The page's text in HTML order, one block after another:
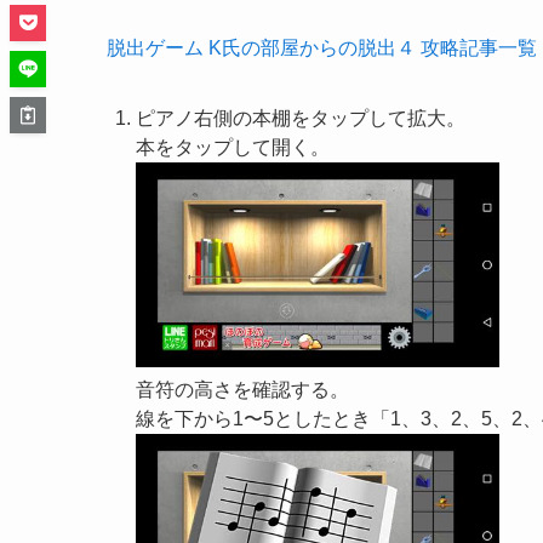
脱出ゲーム K氏の部屋からの脱出４ 攻略記事一覧
ピアノ右側の本棚をタップして拡大。
本をタップして開く。
音符の高さを確認する。
線を下から1〜5としたとき「1、3、2、5、2